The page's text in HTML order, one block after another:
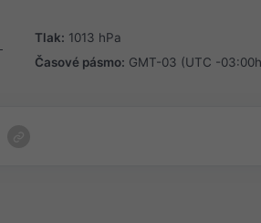
Tlak: 1013 hPa
Časové pásmo: GMT-03 (UTC -